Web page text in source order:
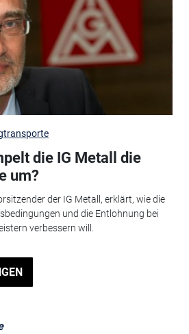
die IG Metall die
um?
der IG Metall, erklärt, wie die
und die Entlohnung bei
verbessern will.